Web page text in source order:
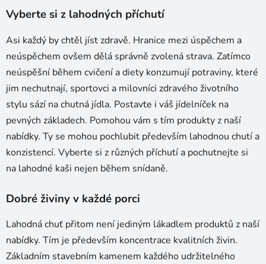
l
á
d
a
c
í
p
r
v
k
y
v
ý
s
Vyberte si z lahodných příchutí
Asi každý by chtěl jíst zdravě. Hranice mezi úspěchem a
neúspěchem ovšem dělá správně zvolená strava. Zatímco
neúspěšní během cvičení a diety konzumují potraviny, které
jim nechutnají, sportovci a milovníci zdravého životního
stylu sází na chutná jídla. Postavte i váš jídelníček na
pevných základech. Pomohou vám s tím produkty z naší
nabídky. Ty se mohou pochlubit především lahodnou chutí a
konzistencí. Vyberte si z různých příchutí a pochutnejte si
na lahodné kaši nejen během snídaně.
Dobré živiny v každé porci
Lahodná chuť přitom není jediným lákadlem produktů z naší
nabídky. Tím je především koncentrace kvalitních živin.
Základním stavebním kamenem každého udržitelného